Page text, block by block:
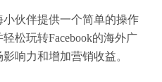
伙伴提供一个简单的操作
松玩转Facebook的海外广
响力和增加营销收益。